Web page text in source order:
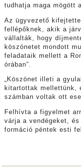
tudhatja maga mögött
Az ügyvezető
fellépőknek, akik a
vállalták, hogy
köszönetet mondott
feladataik mellett a
órában”.
„Köszönet illeti a
kitartottak mellettünk,
számban voltak ott
Felhívta a figyelmet
várja a vendégeket,
formáció péntek esti